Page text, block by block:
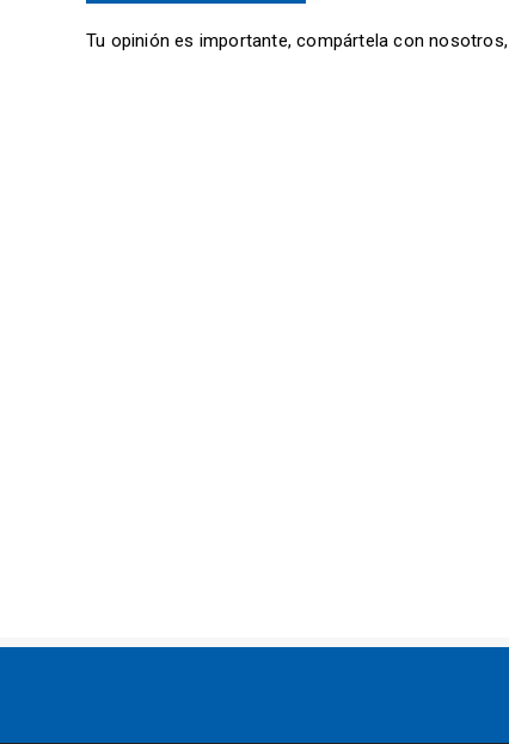
Tu opinión es importante, compártela con